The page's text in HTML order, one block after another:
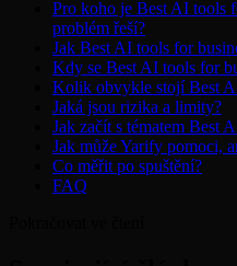
Pro koho je Best AI tools
problém řeší?
Jak Best AI tools for
Kdy se Best AI tools for
Kolik obvykle stojí Best
Jaká jsou rizika a limity?
Jak začít s tématem Best
Jak může Yarify pomoci,
Co měřit po spuštění?
FAQ